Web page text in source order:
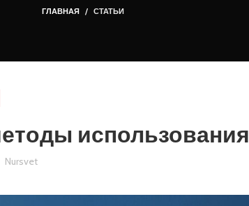
ГЛАВНАЯ СТАТЬИ
использования
Nursvet